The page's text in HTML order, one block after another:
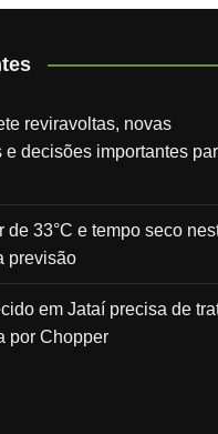
reviravoltas, novas
e decisões importantes
de 33°C e tempo seco
previsão
em Jataí precisa de
por Chopper